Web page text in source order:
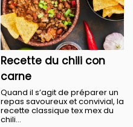
Recette du chili con
carne
Quand il s’agit de préparer un
repas savoureux et convivial, la
recette classique tex mex du
chili...